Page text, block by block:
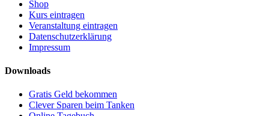
Shop
Kurs eintragen
Veranstaltung eintragen
Datenschutzerklärung
Impressum
Downloads
Gratis Geld bekommen
Clever Sparen beim Tanken